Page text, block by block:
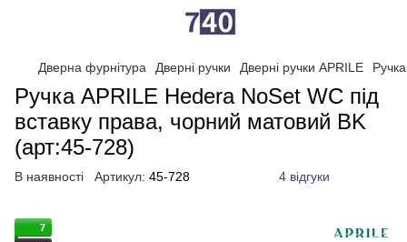
Дверна фурнітура Дверні ручки Дверні ручки APRILE
Ручка APRILE Hedera NoSet WC під
вставку права, чорний матовий BK
(арт:45-728)
В наявності Артикул: 45-728 4 відгуки
7